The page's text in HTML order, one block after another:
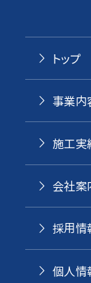
トップ
事業内
施工実
会社案
採用情
個人情